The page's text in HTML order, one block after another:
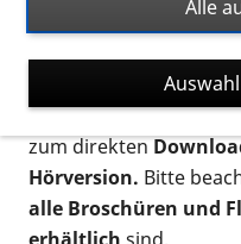
nach Flyern und
suchen. Die meisten
verschiedenen
postalischen
zum direkten
Hörversion. Bitte
alle Broschüren und
Alle